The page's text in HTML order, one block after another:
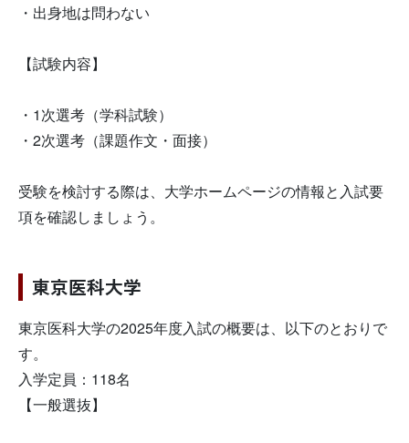
・出身地は問わない
【試験内容】
・1次選考（学科試験）
・2次選考（課題作文・面接）
受験を検討する際は、大学ホームページの情報と入試要
項を確認しましょう。
東京医科大学
東京医科大学の2025年度入試の概要は、以下のとおりで
す。
入学定員：118名
【一般選抜】